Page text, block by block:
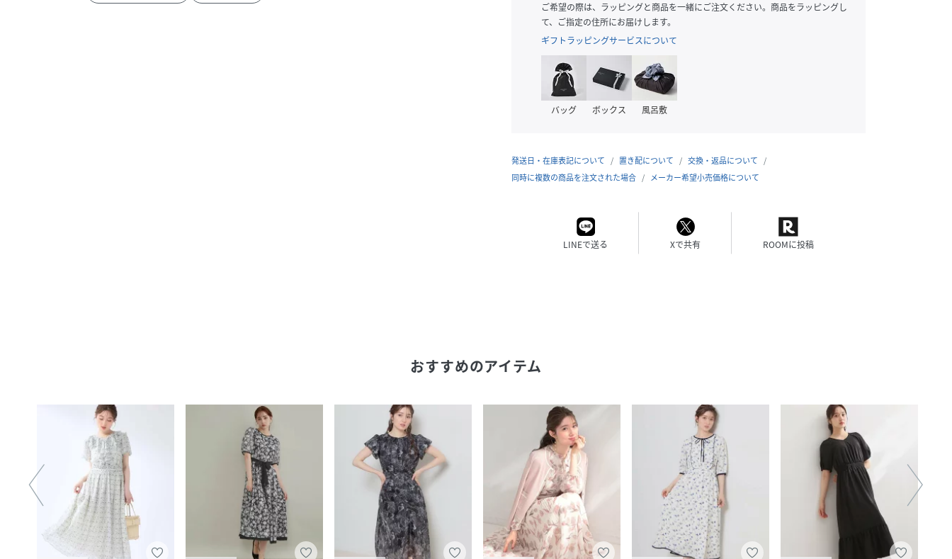
ご希望の際は、ラッピングと商品を一緒にご注文ください。商品をラッピングし
て、ご指定の住所にお届けします。
ギフトラッピングサービスについて
バッグ ボックス 風呂敷
発送日・在庫表記について 置き配について
交換・返品について
同時に複数の商品を注文された場合
メーカー希望小売価格について
LINEで送る Xで共有 ROOMに投稿
おすすめのアイテム